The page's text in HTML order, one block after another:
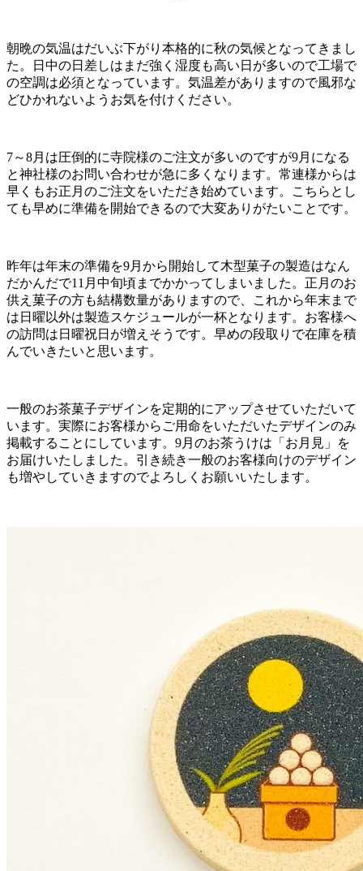
朝晩の気温はだいぶ下がり本格的に秋の気候となってきまし
た。日中の日差しはまだ強く湿度も高い日が多いので工場で
の空調は必須となっています。気温差がありますので風邪な
どひかれないようお気を付けください。
7～8月は圧倒的に寺院様のご注文が多いのですが9月になる
と神社様のお問い合わせが急に多くなります。常連様からは
早くもお正月のご注文をいただき始めています。こちらとし
ても早めに準備を開始できるので大変ありがたいことです。
昨年は年末の準備を9月から開始して木型菓子の製造はなん
だかんだで11月中旬頃までかかってしまいました。正月のお
供え菓子の方も結構数量がありますので、これから年末まで
は日曜以外は製造スケジュールが一杯となります。お客様へ
の訪問は日曜祝日が増えそうです。早めの段取りで在庫を積
んでいきたいと思います。
一般のお茶菓子デザインを定期的にアップさせていただいて
います。実際にお客様からご用命をいただいたデザインのみ
掲載することにしています。9月のお茶うけは「お月見」を
お届けいたしました。引き続き一般のお客様向けのデザイン
も増やしていきますのでよろしくお願いいたします。